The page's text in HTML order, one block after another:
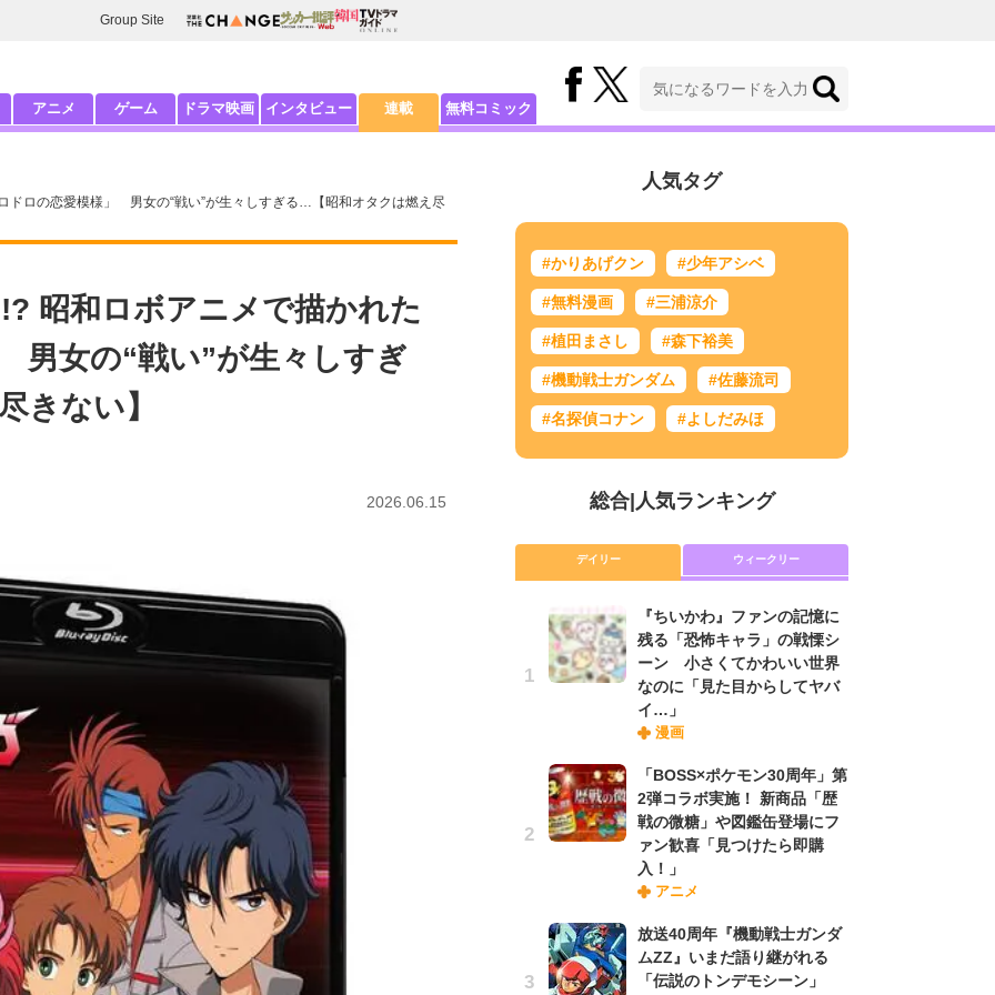
Group Site
アニメ ゲーム ドラマ映画 インタビュー 連載 無料コミック
ドロの恋愛模様」 男女の“戦い”が生々しすぎる…【昭和オタクは燃え尽
昭和ロボアニメで描かれた
女の“戦い”が生々しすぎ
きない】
2026.06.15
人気タグ
#かりあげクン #少年アシベ
#無料漫画 #三浦涼介
#植田まさし #森下裕美
#機動戦士ガンダム #佐藤流司
#名探偵コナン #よしだみほ
総合| 人気ランキング
デイリー ウィークリー
『ちいかわ』ファンの記憶に
残る「恐怖キャラ」の戦慄シ
ーン 小さくてかわいい世界
なのに「見た目からしてヤバ
イ…」
漫画
「BOSS×ポケモン30周年」第
2弾コラボ実施！ 新商品「歴
戦の微糖」や図鑑缶登場にフ
ァン歓喜「見つけたら即購
入！」
アニメ
放送40周年『機動戦士ガンダ
ムZZ』いまだ語り継がれる
「伝説のトンデモシーン」